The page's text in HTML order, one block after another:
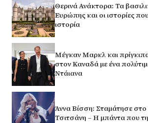
Θερινά Ανάκτορα: Τα
Ευρώπης και οι ιστορίες
ιστορία
Μέγκαν Μαρκλ και
στον Καναδά με ένα
Ντάιανα
Άννα Βίσση: Σταμάτησε
Τσιτσάνη – Η μπάντα που